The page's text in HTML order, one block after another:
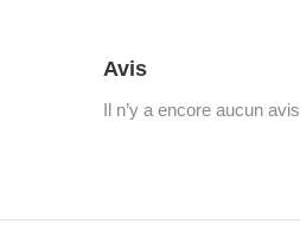
Avis
Il n’y a encore aucun avis